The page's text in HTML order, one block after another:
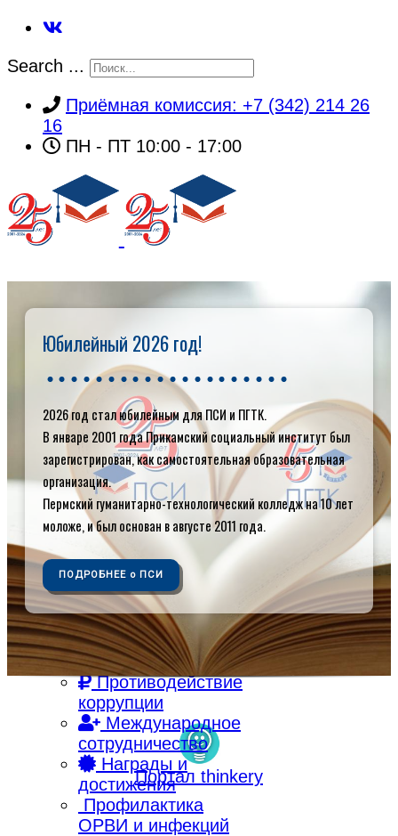
Search ...
Приёмная комиссия: +7 (342) 214 26
16
ПН - ПТ 10:00 - 17:00
ГЛАВНАЯ
Об институте
Контакты
Кафедры
Библиотека
Электронная
библиотека
Электронная
образовательная
среда
Внутренняя
система оценки
качества
образования
Противодействие
коррупции
Международное
сотрудничество
Награды и
достижения
Профилактика
ОРВИ и инфекций
Юбилейный 2026 год!
2026 год стал юбилейным для ПСИ и ПГТК.
В январе 2001 года Прикамский социальный институт был
зарегистрирован, как самостоятельная образовательная
организация.
Пермский гуманитарно-технологический колледж на 10 лет
моложе, и был основан в августе 2011 года.
ПОДРОБНЕЕ о ПСИ
Портал thinkery